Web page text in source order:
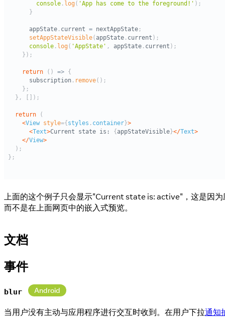
上面的这个例子只会显示"Current state is: active"，这是因
而不是在上面网页中的嵌入式预览。
文档
事件
blur Android
当用户没有主动与应用程序进行交互时收到。在用户下拉通知